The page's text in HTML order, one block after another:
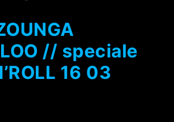
// speciale
16 03